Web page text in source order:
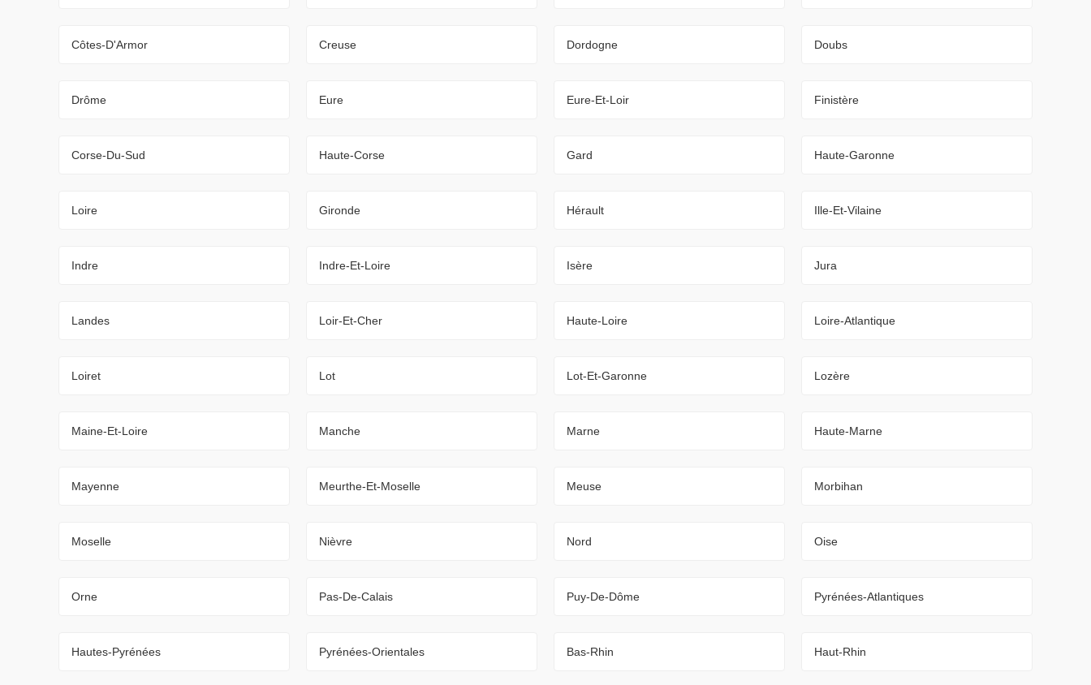
Côtes-D'Armor Creuse Dordogne Doubs
Drôme Eure Eure-Et-Loir Finistère
Corse-Du-Sud Haute-Corse Gard Haute-Garonne
Loire Gironde Hérault Ille-Et-Vilaine
Indre Indre-Et-Loire Isère Jura
Landes Loir-Et-Cher Haute-Loire Loire-Atlantique
Loiret Lot Lot-Et-Garonne Lozère
Maine-Et-Loire Manche Marne Haute-Marne
Mayenne Meurthe-Et-Moselle Meuse Morbihan
Moselle Nièvre Nord Oise
Orne Pas-De-Calais Puy-De-Dôme Pyrénées-Atlantiques
Hautes-Pyrénées Pyrénées-Orientales Bas-Rhin Haut-Rhin